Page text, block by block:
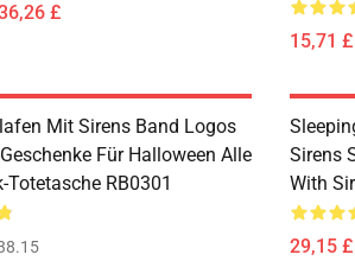
£
15,71
Mit Sirens Band Logos
Für Halloween Alle
Totetasche RB0301
Sirens
With
29,15